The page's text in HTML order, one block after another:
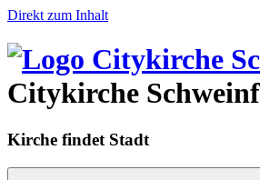
Direkt zum Inhalt
Citykirche
Kirche findet Stadt